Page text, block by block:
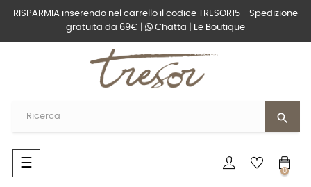
RISPARMIA inserendo nel carrello il codice TRESOR15 - Spedizione
gratuita da 69€ |
Chatta Le Boutique
search
navigazione
Toggle
☰
0